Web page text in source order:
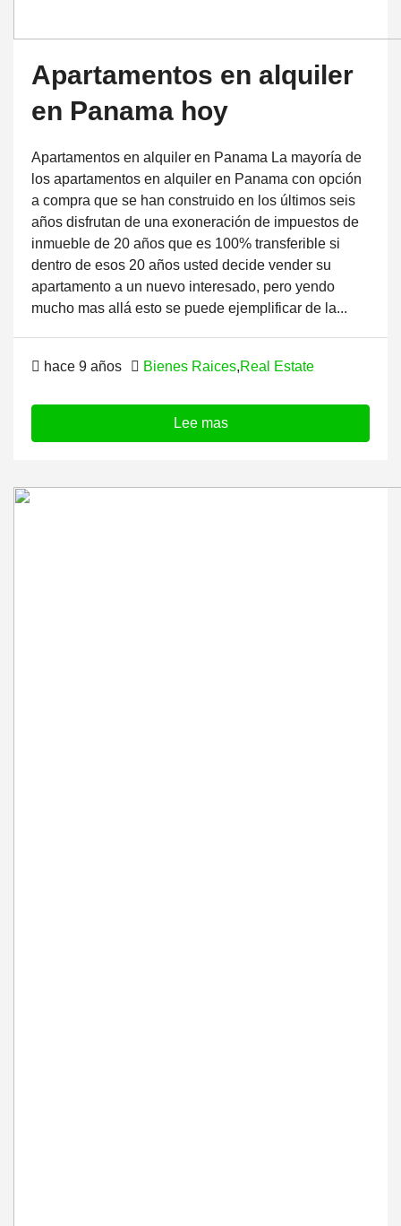
Apartamentos en alquiler
en Panama hoy
Apartamentos en alquiler en Panama La mayoría de
los apartamentos en alquiler en Panama con opción
a compra que se han construido en los últimos seis
años disfrutan de una exoneración de impuestos de
inmueble de 20 años que es 100% transferible si
dentro de esos 20 años usted decide vender su
apartamento a un nuevo interesado, pero yendo
mucho mas allá esto se puede ejemplificar de la...
hace 9 años Bienes Raices,Real Estate
Lee mas